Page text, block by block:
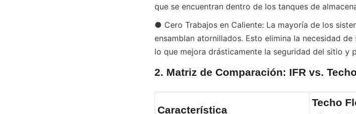
que se encuentran dentro de los tanques de
● Cero Trabajos en Caliente: La mayoría de los
ensamblan atornillados. Esto elimina la necesidad
lo que mejora drásticamente la seguridad del sitio
2. Matriz de Comparación: IFR vs.
Característica
Techo